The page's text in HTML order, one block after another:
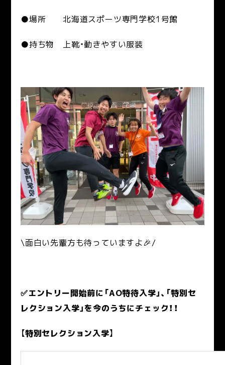
●場所 北海道スポーツ専門学校1号館
●持ち物 上靴・動きやすい服装
\面白い先輩方も待っていますよ🎉/
✅エントリー開始前に「AO特待入学」、「特別セ
レクション入学」を今のうちにチェック！！
【特別セレクション入学】